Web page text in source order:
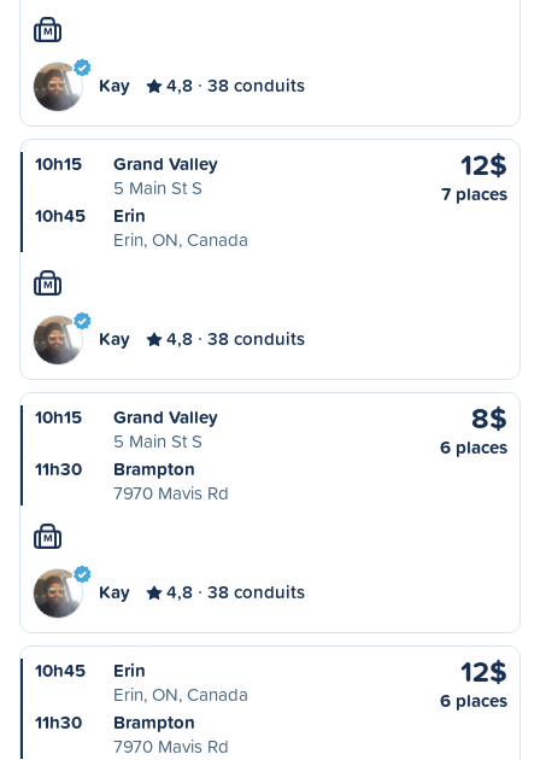
M
Kay 4,8 38 conduits
10h15
Grand Valley
5 Main St S
10h45
Erin
Erin, ON, Canada
12$
7 places
M
Kay 4,8 38 conduits
10h15
Grand Valley
5 Main St S
11h30
Brampton
7970 Mavis Rd
8$
6 places
M
Kay 4,8 38 conduits
10h45
Erin
Erin, ON, Canada
11h30
Brampton
7970 Mavis Rd
12$
6 places